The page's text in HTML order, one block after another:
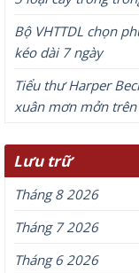
Bộ VHTTDL chọn
kéo dài 7 ngày
Tiểu thư Harper
xuân mơn mởn
Lưu trữ
Tháng 8 2026
Tháng 7 2026
Tháng 6 2026